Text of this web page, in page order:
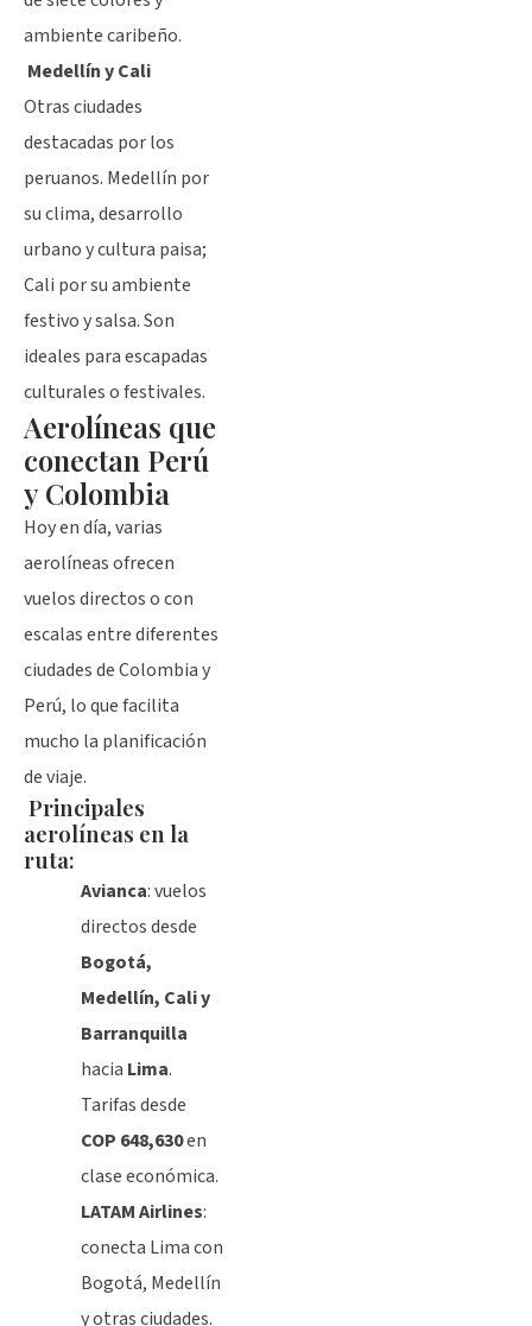
ambiente caribeño.
Medellín y Cali
Otras ciudades
destacadas por los
peruanos. Medellín por
su clima, desarrollo
urbano y cultura paisa;
Cali por su ambiente
festivo y salsa. Son
ideales para escapadas
culturales o festivales.
Aerolíneas que
conectan Perú
y Colombia
Hoy en día, varias
aerolíneas ofrecen
vuelos directos o con
escalas entre diferentes
ciudades de Colombia y
Perú, lo que facilita
mucho la planificación
de viaje.
Principales
aerolíneas en la
ruta:
Avianca: vuelos
directos desde
Bogotá,
Medellín, Cali y
Barranquilla
hacia Lima.
Tarifas desde
COP 648,630en
clase económica.
LATAM Airlines:
conecta Lima con
Bogotá, Medellín
y otras ciudades.